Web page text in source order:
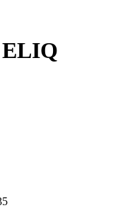
ELIQ